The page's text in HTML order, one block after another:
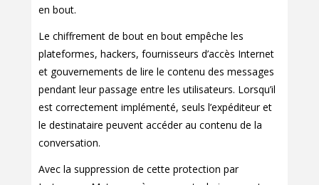
en bout.
Le chiffrement de bout en bout empêche les
plateformes, hackers, fournisseurs d’accès Internet
et gouvernements de lire le contenu des messages
pendant leur passage entre les utilisateurs. Lorsqu’il
est correctement implémenté, seuls l’expéditeur et
le destinataire peuvent accéder au contenu de la
conversation.
Avec la suppression de cette protection par